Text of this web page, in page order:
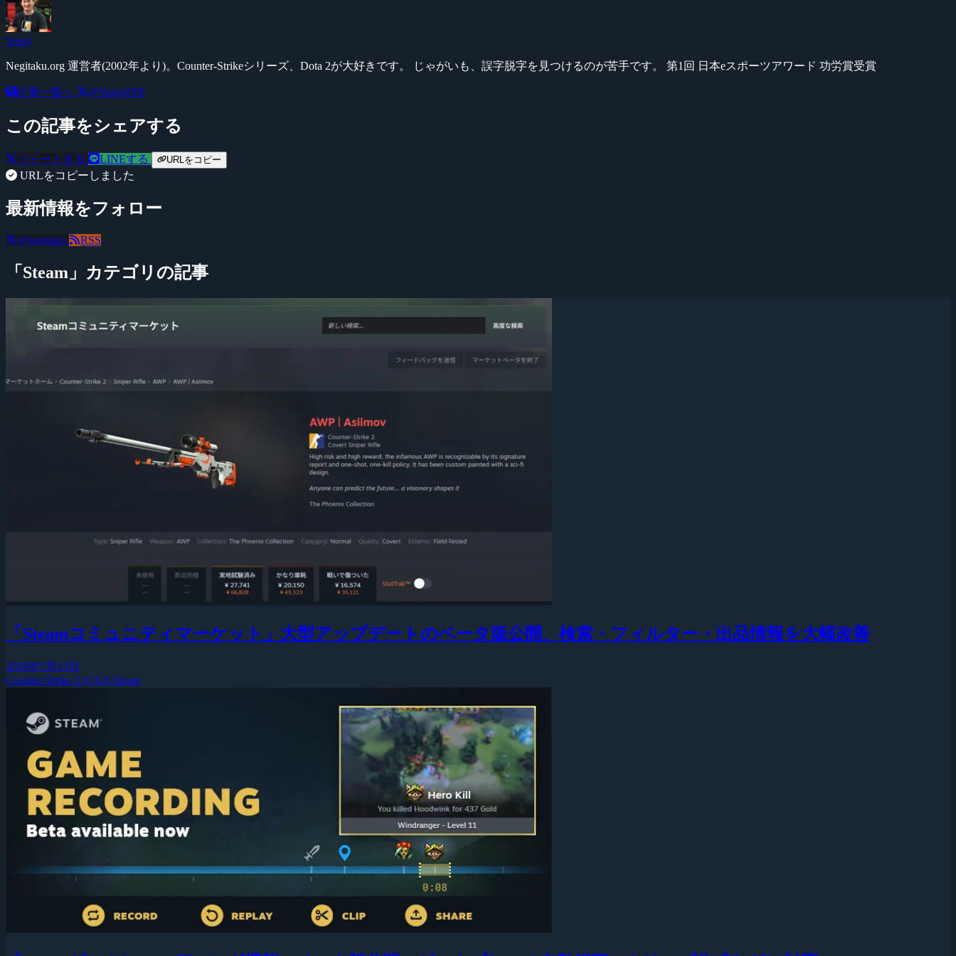
Yossy
Negitaku.org 運営者(2002年より)。Counter-Strikeシリーズ、Dota 2が大好きです。 じゃがいも、誤字脱字を見つけるのが苦手です。 第1回 日本eスポーツアワード 功労賞受賞
記事一覧へ @YossyFPS
この記事をシェアする
ツイートする LINEする URLをコピー
URLをコピーしました
最新情報をフォロー
@negitaku RSS
「Steam」カテゴリの記事
「Steamコミュニティマーケット」大型アップデートのベータ版公開、検索・フィルター・出品情報を大幅改善
2026年5月13日
Counter-Strike 2 (CS2) Steam